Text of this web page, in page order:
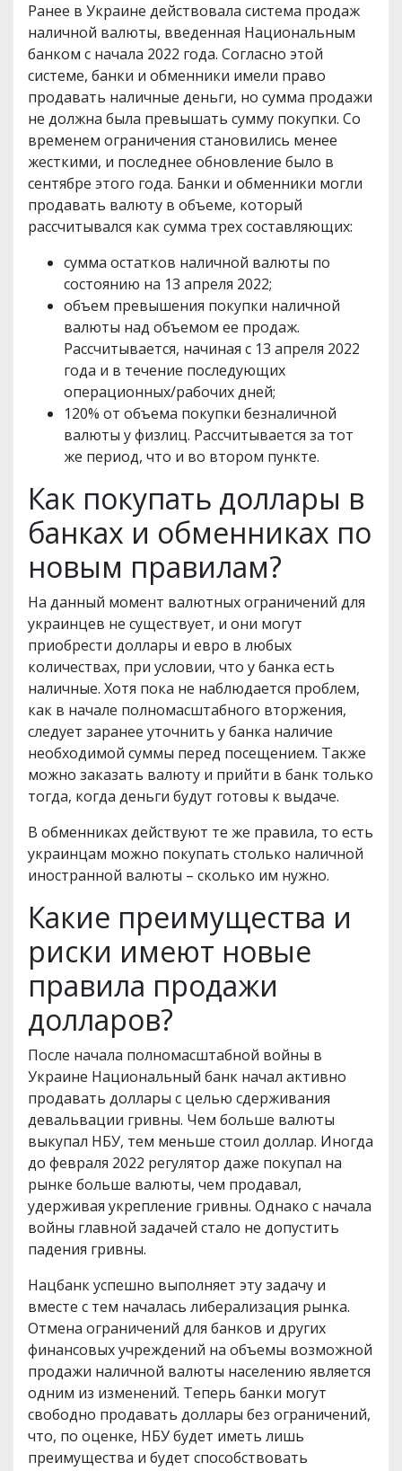
Ранее в Украине действовала система продаж
наличной валюты, введенная Национальным
банком с начала 2022 года. Согласно этой
системе, банки и обменники имели право
продавать наличные деньги, но сумма продажи
не должна была превышать сумму покупки. Со
временем ограничения становились менее
жесткими, и последнее обновление было в
сентябре этого года. Банки и обменники могли
продавать валюту в объеме, который
рассчитывался как сумма трех составляющих:
сумма остатков наличной валюты по
состоянию на 13 апреля 2022;
объем превышения покупки наличной
валюты над объемом ее продаж.
Рассчитывается, начиная с 13 апреля 2022
года и в течение последующих
операционных/рабочих дней;
120% от объема покупки безналичной
валюты у физлиц. Рассчитывается за тот
же период, что и во втором пункте.
Как покупать доллары в
банках и обменниках по
новым правилам?
На данный момент валютных ограничений для
украинцев не существует, и они могут
приобрести доллары и евро в любых
количествах, при условии, что у банка есть
наличные. Хотя пока не наблюдается проблем,
как в начале полномасштабного вторжения,
следует заранее уточнить у банка наличие
необходимой суммы перед посещением. Также
можно заказать валюту и прийти в банк только
тогда, когда деньги будут готовы к выдаче.
В обменниках действуют те же правила, то есть
украинцам можно покупать столько наличной
иностранной валюты – сколько им нужно.
Какие преимущества и
риски имеют новые
правила продажи
долларов?
После начала полномасштабной войны в
Украине Национальный банк начал активно
продавать доллары с целью сдерживания
девальвации гривны. Чем больше валюты
выкупал НБУ, тем меньше стоил доллар. Иногда
до февраля 2022 регулятор даже покупал на
рынке больше валюты, чем продавал,
удерживая укрепление гривны. Однако с начала
войны главной задачей стало не допустить
падения гривны.
Нацбанк успешно выполняет эту задачу и
вместе с тем началась либерализация рынка.
Отмена ограничений для банков и других
финансовых учреждений на объемы возможной
продажи наличной валюты населению является
одним из изменений. Теперь банки могут
свободно продавать доллары без ограничений,
что, по оценке, НБУ будет иметь лишь
преимущества и будет способствовать